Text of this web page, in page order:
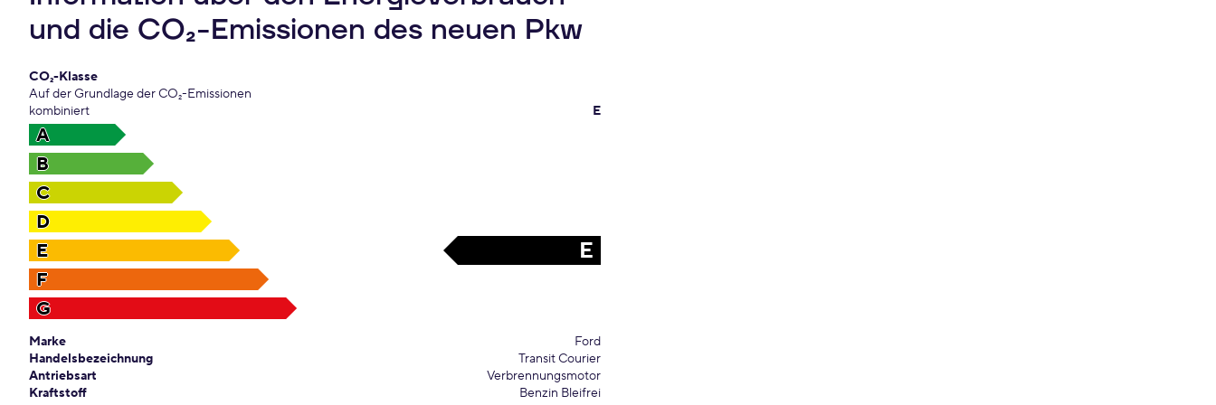
und die CO₂-Emissionen des neuen Pkw
CO₂-Klasse
Auf der Grundlage der CO₂-Emissionen
kombiniert
E
A
B
C
D
E
E
F
G
Marke
Ford
Handelsbezeichnung
Transit Courier
Antriebsart
Verbrennungsmotor
Kraftstoff
Benzin Bleifrei